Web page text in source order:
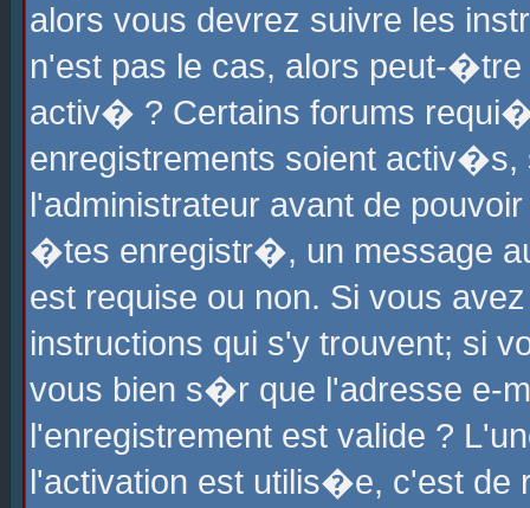
alors vous devrez suivre les
n'est pas le cas, alors peut-
activ� ? Certains forums
enregistrements soient
l'administrateur avant de
�tes enregistr�, un message
est requise ou non. Si vous
instructions qui s'y trouvent; si
vous bien s�r que l'adresse e-
l'enregistrement est valide ?
l'activation est utilis�e, c'est